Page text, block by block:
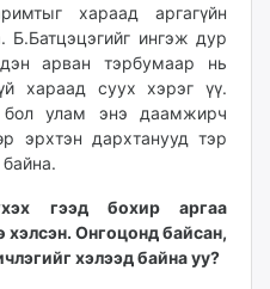
хараад аргагүйн
ингэж дур
арван тэрбумаар нь
хараад суух хэрэг үү.
бол улам энэ даамжирч
эрхтэн дархтанууд тэр
гээд бохир аргаа
Онгоцонд байсан,
хэлээд байна уу?